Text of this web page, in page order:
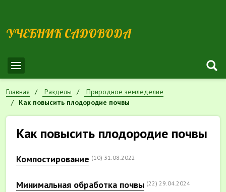
УЧЕБНИК САДОВОДА
Главная Разделы
Природное земледелие
Как повысить плодородие почвы
Как повысить плодородие почвы
Компостирование (10) 31.08.2022
Минимальная обработка почвы (22) 29.04.2024